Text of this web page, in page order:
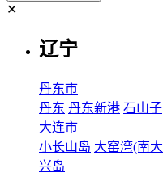
✕
辽宁
丹东市
丹东 丹东新港 石山子
大连市
小长山岛 大窑湾(南
兴岛